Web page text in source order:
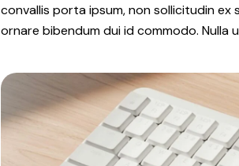
convallis porta ipsum, non sollicitudin
ornare bibendum dui id commodo. Nulla